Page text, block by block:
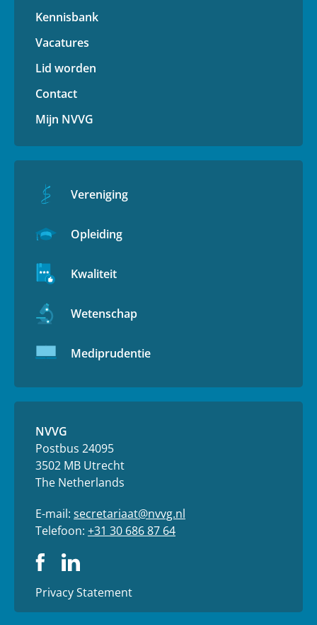
Kennisbank
Vacatures
Lid worden
Contact
Mijn NVVG
Vereniging
Opleiding
Kwaliteit
Wetenschap
Mediprudentie
NVVG
Postbus 24095
3502 MB Utrecht
The Netherlands
E-mail: secretariaat@nvvg.nl
Telefoon: +31 30 686 87 64
Privacy Statement